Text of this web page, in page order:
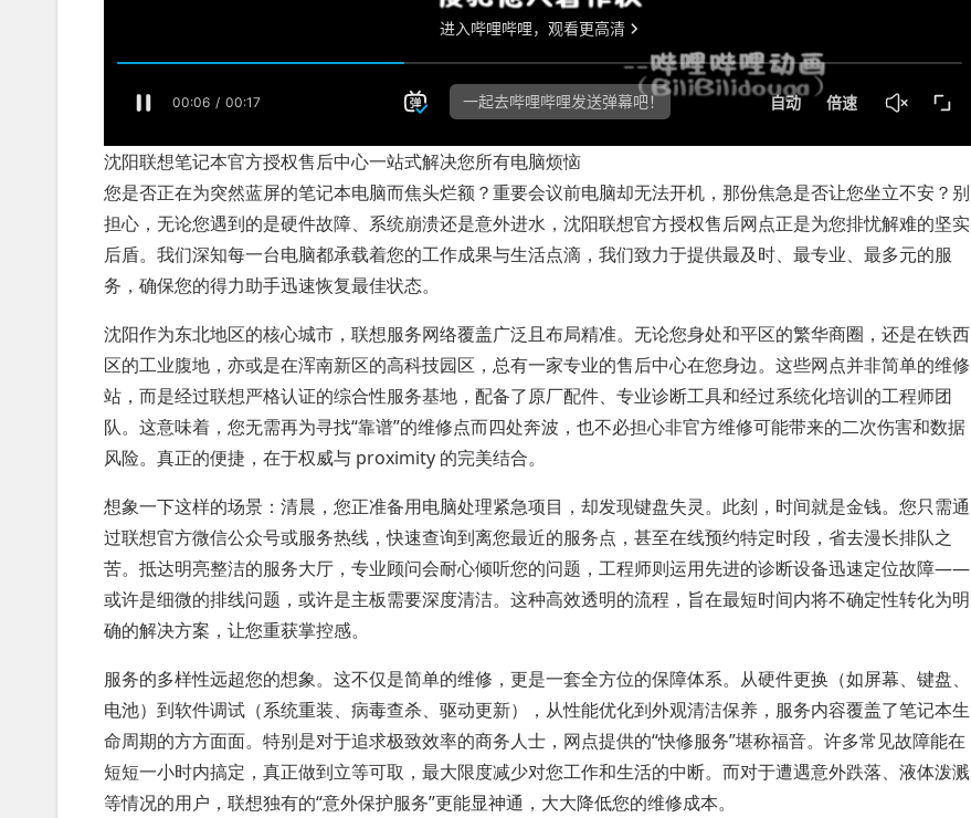
沈阳联想笔记本官方授权售后中心一站式解决您所有电脑烦恼
您是否正在为突然蓝屏的笔记本电脑而焦头烂额？重要会议前电脑却无法开机，那份焦急是否让您坐立不安？别
担心，无论您遇到的是硬件故障、系统崩溃还是意外进水，沈阳联想官方授权售后网点正是为您排忧解难的坚实
后盾。我们深知每一台电脑都承载着您的工作成果与生活点滴，我们致力于提供最及时、最专业、最多元的服
务，确保您的得力助手迅速恢复最佳状态。
沈阳作为东北地区的核心城市，联想服务网络覆盖广泛且布局精准。无论您身处和平区的繁华商圈，还是在铁西
区的工业腹地，亦或是在浑南新区的高科技园区，总有一家专业的售后中心在您身边。这些网点并非简单的维修
站，而是经过联想严格认证的综合性服务基地，配备了原厂配件、专业诊断工具和经过系统化培训的工程师团
队。这意味着，您无需再为寻找“靠谱”的维修点而四处奔波，也不必担心非官方维修可能带来的二次伤害和数据
风险。真正的便捷，在于权威与 proximity 的完美结合。
想象一下这样的场景：清晨，您正准备用电脑处理紧急项目，却发现键盘失灵。此刻，时间就是金钱。您只需通
过联想官方微信公众号或服务热线，快速查询到离您最近的服务点，甚至在线预约特定时段，省去漫长排队之
苦。抵达明亮整洁的服务大厅，专业顾问会耐心倾听您的问题，工程师则运用先进的诊断设备迅速定位故障——
或许是细微的排线问题，或许是主板需要深度清洁。这种高效透明的流程，旨在最短时间内将不确定性转化为明
确的解决方案，让您重获掌控感。
服务的多样性远超您的想象。这不仅是简单的维修，更是一套全方位的保障体系。从硬件更换（如屏幕、键盘、
电池）到软件调试（系统重装、病毒查杀、驱动更新），从性能优化到外观清洁保养，服务内容覆盖了笔记本生
命周期的方方面面。特别是对于追求极致效率的商务人士，网点提供的“快修服务”堪称福音。许多常见故障能在
短短一小时内搞定，真正做到立等可取，最大限度减少对您工作和生活的中断。而对于遭遇意外跌落、液体泼溅
等情况的用户，联想独有的“意外保护服务”更能显神通，大大降低您的维修成本。